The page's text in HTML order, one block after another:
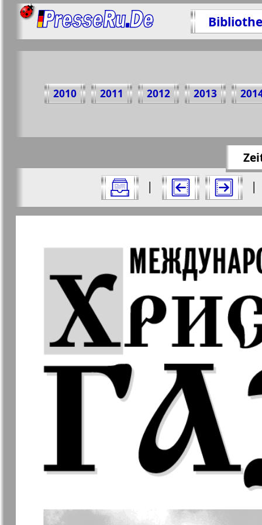
2010 2011 2012 2013
Alle Ausgaben Zeitungen
7
1
|
|
14
19
25
https://
❬ Apelsin
Baden-
MK-Germany
Landsleute
MK-
Novije Semljaki nord.Aktuell
Partner-
Telegraf